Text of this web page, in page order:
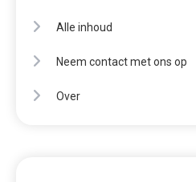
Alle inhoud
Neem contact met ons op
Over